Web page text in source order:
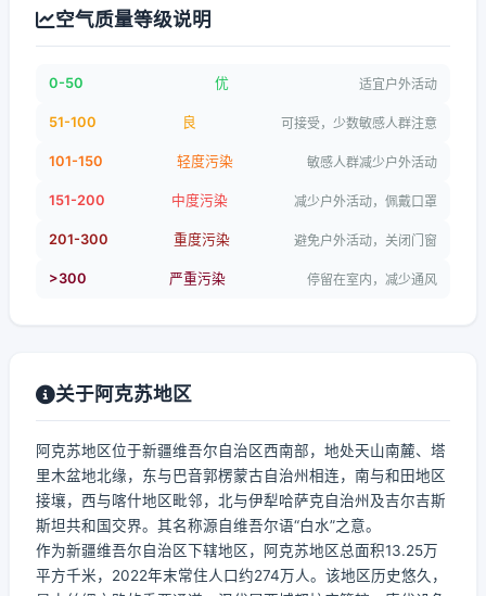
空气质量等级说明
0-50 优 适宜户外活动
51-100 良 可接受，少数敏感人群注意
101-150 轻度污染 敏感人群减少户外活动
151-200 中度污染 减少户外活动，佩戴口罩
201-300 重度污染 避免户外活动，关闭门窗
>300 严重污染 停留在室内，减少通风
关于阿克苏地区
阿克苏地区位于新疆维吾尔自治区西南部，地处天山南麓、塔
里木盆地北缘，东与巴音郭楞蒙古自治州相连，南与和田地区
接壤，西与喀什地区毗邻，北与伊犁哈萨克自治州及吉尔吉斯
斯坦共和国交界。其名称源自维吾尔语“白水”之意。
作为新疆维吾尔自治区下辖地区，阿克苏地区总面积13.25万
平方千米，2022年末常住人口约274万人。该地区历史悠久，